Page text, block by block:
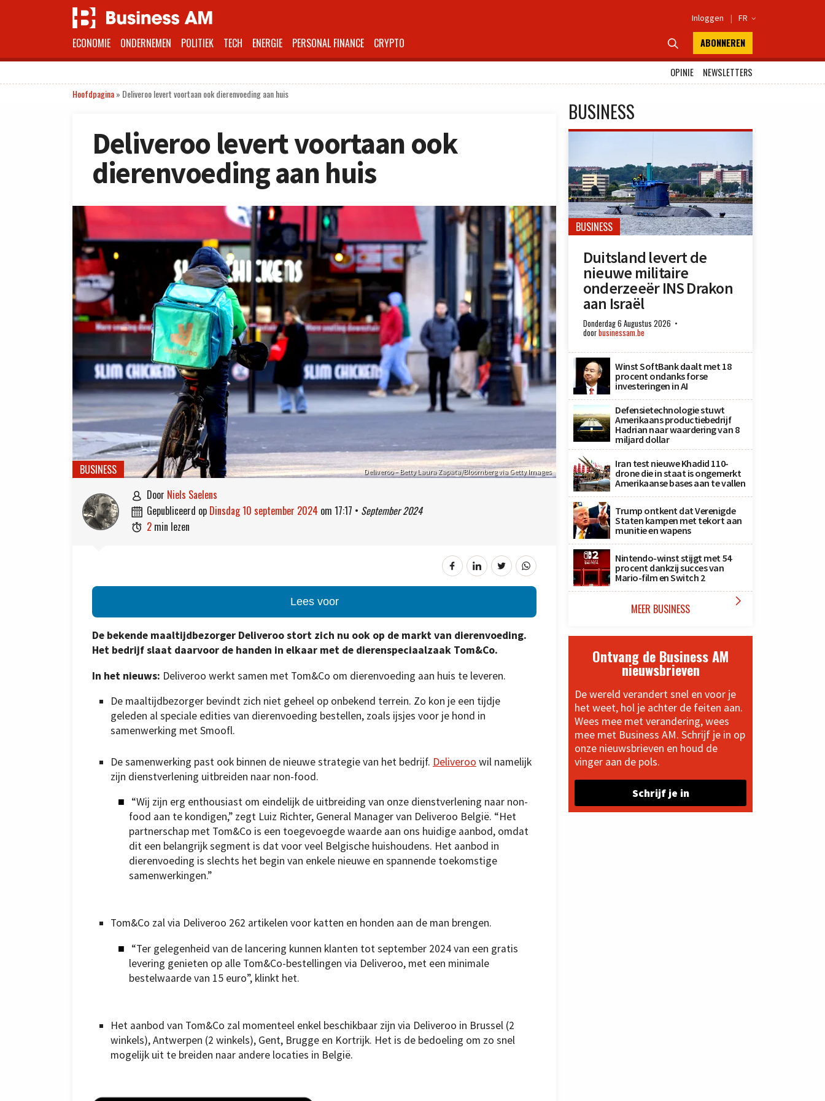
Inloggen | FR 
ECONOMIE ONDERNEMEN POLITIEK TECH ENERGIE PERSONAL FINANCE CRYPTO  ABONNEREN
OPINIE
NEWSLETTERS
Hoofdpagina» Deliveroo levert voortaan ook dierenvoeding aan huis
Deliveroo levert voortaan ook
dierenvoeding aan huis
Deliveroo – Betty Laura Zapata/Bloomberg via Getty Images
BUSINESS
 door Niels Saelens
 gepubliceerd op dinsdag 10 september 2024 om 17:17 • September 2024
 2 min lezen
Lees voor
De bekende maaltijdbezorger Deliveroo stort zich nu ook op de markt van dierenvoeding.
Het bedrijf slaat daarvoor de handen in elkaar met de dierenspeciaalzaak Tom&Co.
In het nieuws: Deliveroo werkt samen met Tom&Co om dierenvoeding aan huis te leveren.
De maaltijdbezorger bevindt zich niet geheel op onbekend terrein. Zo kon je een tijdje
geleden al speciale edities van dierenvoeding bestellen, zoals ijsjes voor je hond in
samenwerking met Smoofl.
De samenwerking past ook binnen de nieuwe strategie van het bedrijf. Deliveroo wil namelijk
zijn dienstverlening uitbreiden naar non-food.
“Wij zijn erg enthousiast om eindelijk de uitbreiding van onze dienstverlening naar non-
food aan te kondigen,” zegt Luiz Richter, General Manager van Deliveroo België. “Het
partnerschap met Tom&Co is een toegevoegde waarde aan ons huidige aanbod, omdat
dit een belangrijk segment is dat voor veel Belgische huishoudens. Het aanbod in
dierenvoeding is slechts het begin van enkele nieuwe en spannende toekomstige
samenwerkingen.”
Tom&Co zal via Deliveroo 262 artikelen voor katten en honden aan de man brengen.
“Ter gelegenheid van de lancering kunnen klanten tot september 2024 van een gratis
levering genieten op alle Tom&Co-bestellingen via Deliveroo, met een minimale
bestelwaarde van 15 euro”, klinkt het.
Het aanbod van Tom&Co zal momenteel enkel beschikbaar zijn via Deliveroo in Brussel (2
winkels), Antwerpen (2 winkels), Gent, Brugge en Kortrijk. Het is de bedoeling om zo snel
mogelijk uit te breiden naar andere locaties in België.
BUSINESS
BUSINESS
Duitsland levert de
nieuwe militaire
onderzeeër INS Drakon
aan Israël
Donderdag 6 Augustus 2026
doorbusinessam.be
Winst SoftBank daalt met 18
procent ondanks forse
investeringen in AI
Defensietechnologie stuwt
Amerikaans productiebedrijf
Hadrian naar waardering van 8
miljard dollar
Iran test nieuwe Khadid 110-
drone die in staat is ongemerkt
Amerikaanse bases aan te vallen
Trump ontkent dat Verenigde
Staten kampen met tekort aan
munitie en wapens
Nintendo-winst stijgt met 54
procent dankzij succes van
Mario-film en Switch 2
MEER BUSINESS 
Ontvang de Business AM
nieuwsbrieven
De wereld verandert snel en voor je
het weet, hol je achter de feiten aan.
Wees mee met verandering, wees
mee met Business AM. Schrijf je in op
onze nieuwsbrieven en houd de
vinger aan de pols.
Schrijf je in